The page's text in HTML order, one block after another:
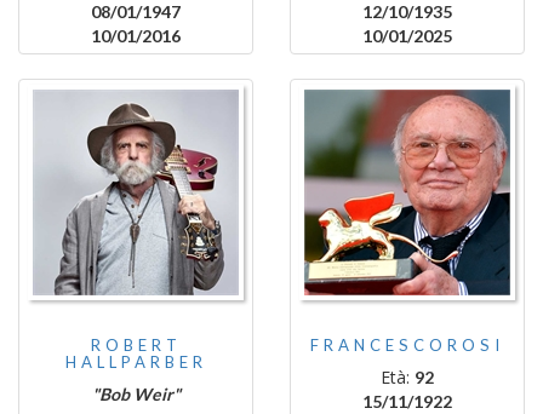
08/01/1947
10/01/2016
12/10/1935
10/01/2025
ROBERT
HALLPARBER
"Bob Weir"
FRANCESCOROSI
Età: 92
15/11/1922